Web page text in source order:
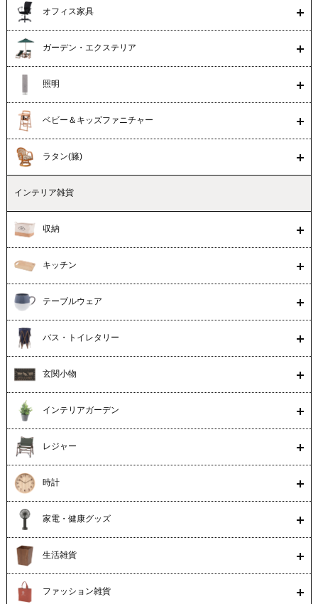
オフィス家具
ガーデン・エクステリア
照明
ベビー＆キッズファニチャー
ラタン(籐)
インテリア雑貨
収納
キッチン
テーブルウェア
バス・トイレタリー
玄関小物
インテリアガーデン
レジャー
時計
家電・健康グッズ
生活雑貨
ファッション雑貨